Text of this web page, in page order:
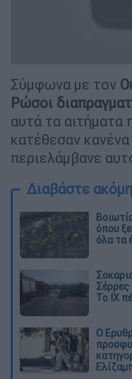
Σύμφωνα με τον
Ρώσοι
αυτά τα αιτήματα
κατέθεσαν
περιελάμβανε
Διαβάστε ακόμη
όπου
όλα τα
Σέρρες
Το ΙΧ
Ο